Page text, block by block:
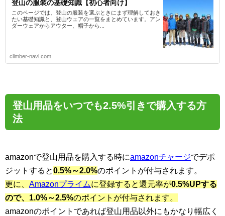
登山の服装の基礎知識【初心者向け】
このページでは、登山の服装を選ぶときにまず理解しておき
たい基礎知識と、登山ウェアの一覧をまとめています。アン
ダーウェアからアウター、帽子から...
climber-navi.com
登山用品をいつでも2.5%引きで購入する方
法
amazonで登山用品を購入する時にamazonチャージでデポ
ジットすると0.5%～2.0%のポイントが付与されます。
更に、 Amazonプライムに登録すると還元率が0.5%UPする
ので、1.0%～2.5%のポイントが付与されます。
amazonのポイントであれば登山用品以外にもかなり幅広く